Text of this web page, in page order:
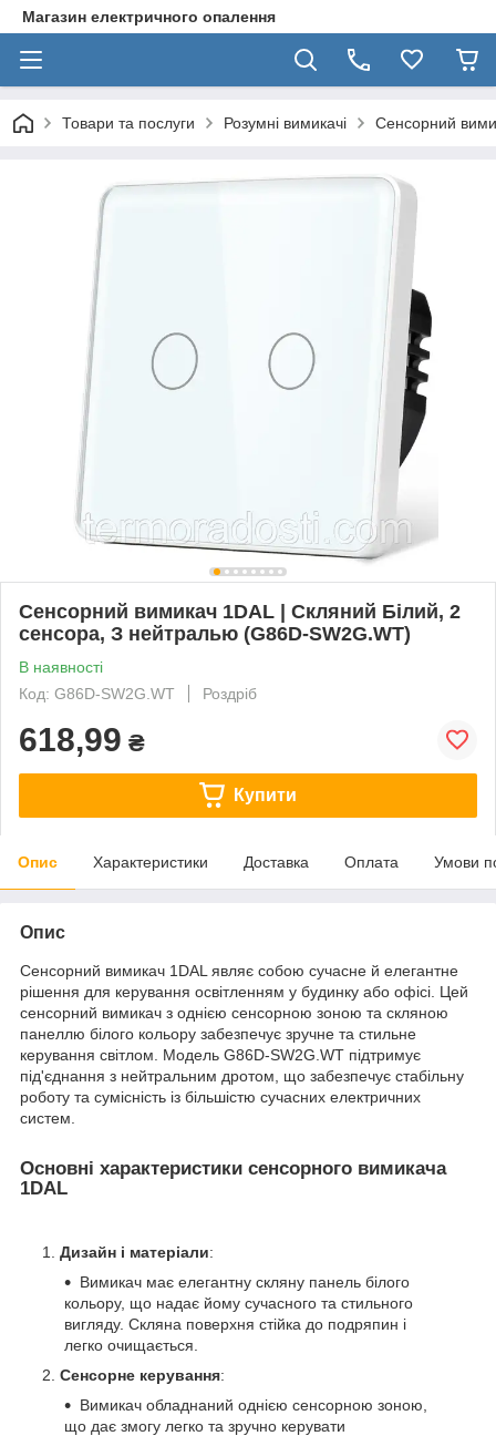
Магазин електричного опалення
Товари та послуги Розумні вимикачі Сенсорний
Сенсорний вимикач 1DAL | Скляний Білий, 2
сенсора, З нейтралью (G86D-SW2G.WT)
В наявності
Код: G86D-SW2G.WT
Роздріб
618,99 ₴
Купити
Опис Характеристики Доставка Оплата Умови
Опис
Сенсорний вимикач 1DAL являє собою сучасне й елегантне
рішення для керування освітленням у будинку або офісі. Цей
сенсорний вимикач з однією сенсорною зоною та скляною
панеллю білого кольору забезпечує зручне та стильне
керування світлом. Модель G86D-SW2G.WT підтримує
під'єднання з нейтральним дротом, що забезпечує стабільну
роботу та сумісність із більшістю сучасних електричних
систем.
Основні характеристики сенсорного вимикача
1DAL
Дизайн і матеріали:
Вимикач має елегантну скляну панель білого
кольору, що надає йому сучасного та стильного
вигляду. Скляна поверхня стійка до подряпин і
легко очищається.
Сенсорне керування:
Вимикач обладнаний однією сенсорною зоною,
що дає змогу легко та зручно керувати